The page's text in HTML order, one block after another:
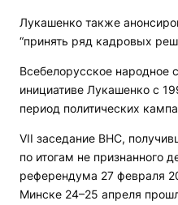
Лукашенко также
“принять ряд кадровых
Всебелорусское народное
инициативе Лукашенко с
период политических
VII заседание ВНС,
по итогам не признанного
референдума 27 февраля
Минске 24–25 апреля